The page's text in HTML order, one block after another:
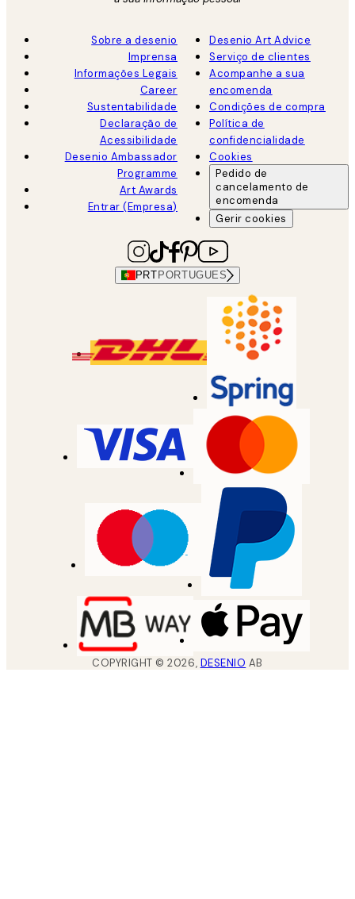
Sobre a desenio
Imprensa
Informações Legais
Career
Sustentabilidade
Declaração de
Acessibilidade
Desenio Ambassador
Programme
Art Awards
Entrar (Empresa)
Desenio Art Advice
Serviço de clientes
Acompanhe a sua
encomenda
Condições de compra
Política de
confidencialidade
Cookies
Pedido de
cancelamento de
encomenda
Gerir cookies
PRT PORTUGUES
COPYRIGHT ©2026, DESENIO AB